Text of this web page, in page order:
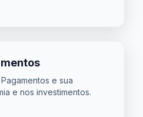
e sua
e nos investimentos.